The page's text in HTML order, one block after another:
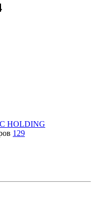
HOLDING
129